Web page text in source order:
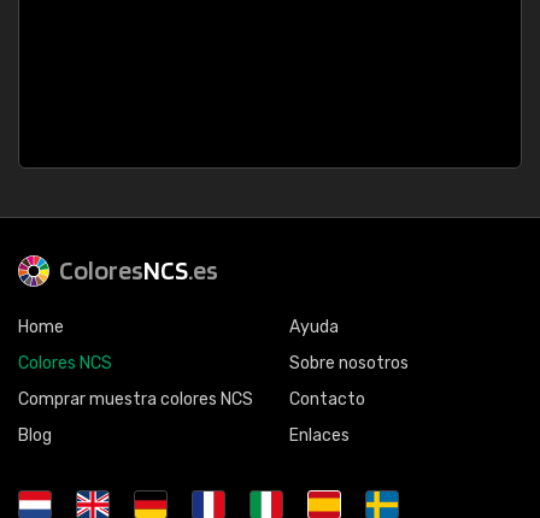
ColoresNCS.es
Home
Colores NCS
Comprar muestra colores NCS
Blog
Ayuda
Sobre nosotros
Contacto
Enlaces